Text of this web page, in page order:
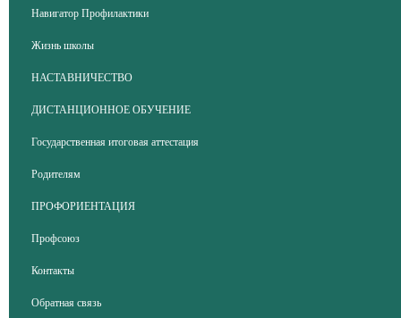
Навигатор Профилактики
Жизнь школы
НАСТАВНИЧЕСТВО
ДИСТАНЦИОННОЕ ОБУЧЕНИЕ
Государственная итоговая аттестация
Родителям
ПРОФОРИЕНТАЦИЯ
Профсоюз
Контакты
Обратная связь